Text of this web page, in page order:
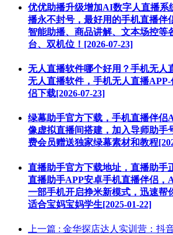
优优助播升级增加AI数字人直播系
播永不封号，最好用的手机直播伴
智能助播、商品讲解、文本场控等
台、双机位！[2026-07-23]
无人直播软件哪个好用？手机无人
无人直播软件，手机无人直播
侣下载[2026-07-23]
绿幕助手官方下载，手机直播伴侣
像虚拟直播间搭建，加入导师助手
费会员赠送独家绿幕素材和教程
直播助手官方下载地址，直播助手
直播助手APP安卓手机直播伴侣，
一部手机开启挣米新模式，迅速帮
适合宝妈宝妈学生[2025-01-22]
上一篇 : 金华探店达人实训营：抖